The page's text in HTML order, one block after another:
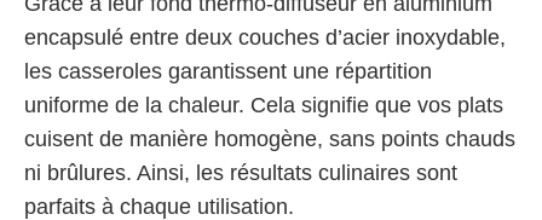
encapsulé entre deux couches d’acier inoxydable,
les casseroles garantissent une répartition
uniforme de la chaleur. Cela signifie que vos plats
cuisent de manière homogène, sans points chauds
ni brûlures. Ainsi, les résultats culinaires sont
parfaits à chaque utilisation.